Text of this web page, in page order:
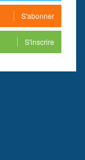
S'abonner
S'inscrire